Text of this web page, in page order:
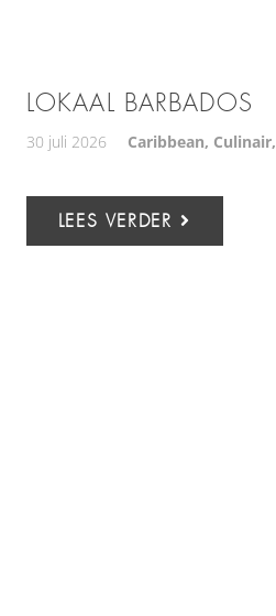
LOKAAL BARBADOS
30 juli 2026 Caribbean, Culinair,
LEES VERDER